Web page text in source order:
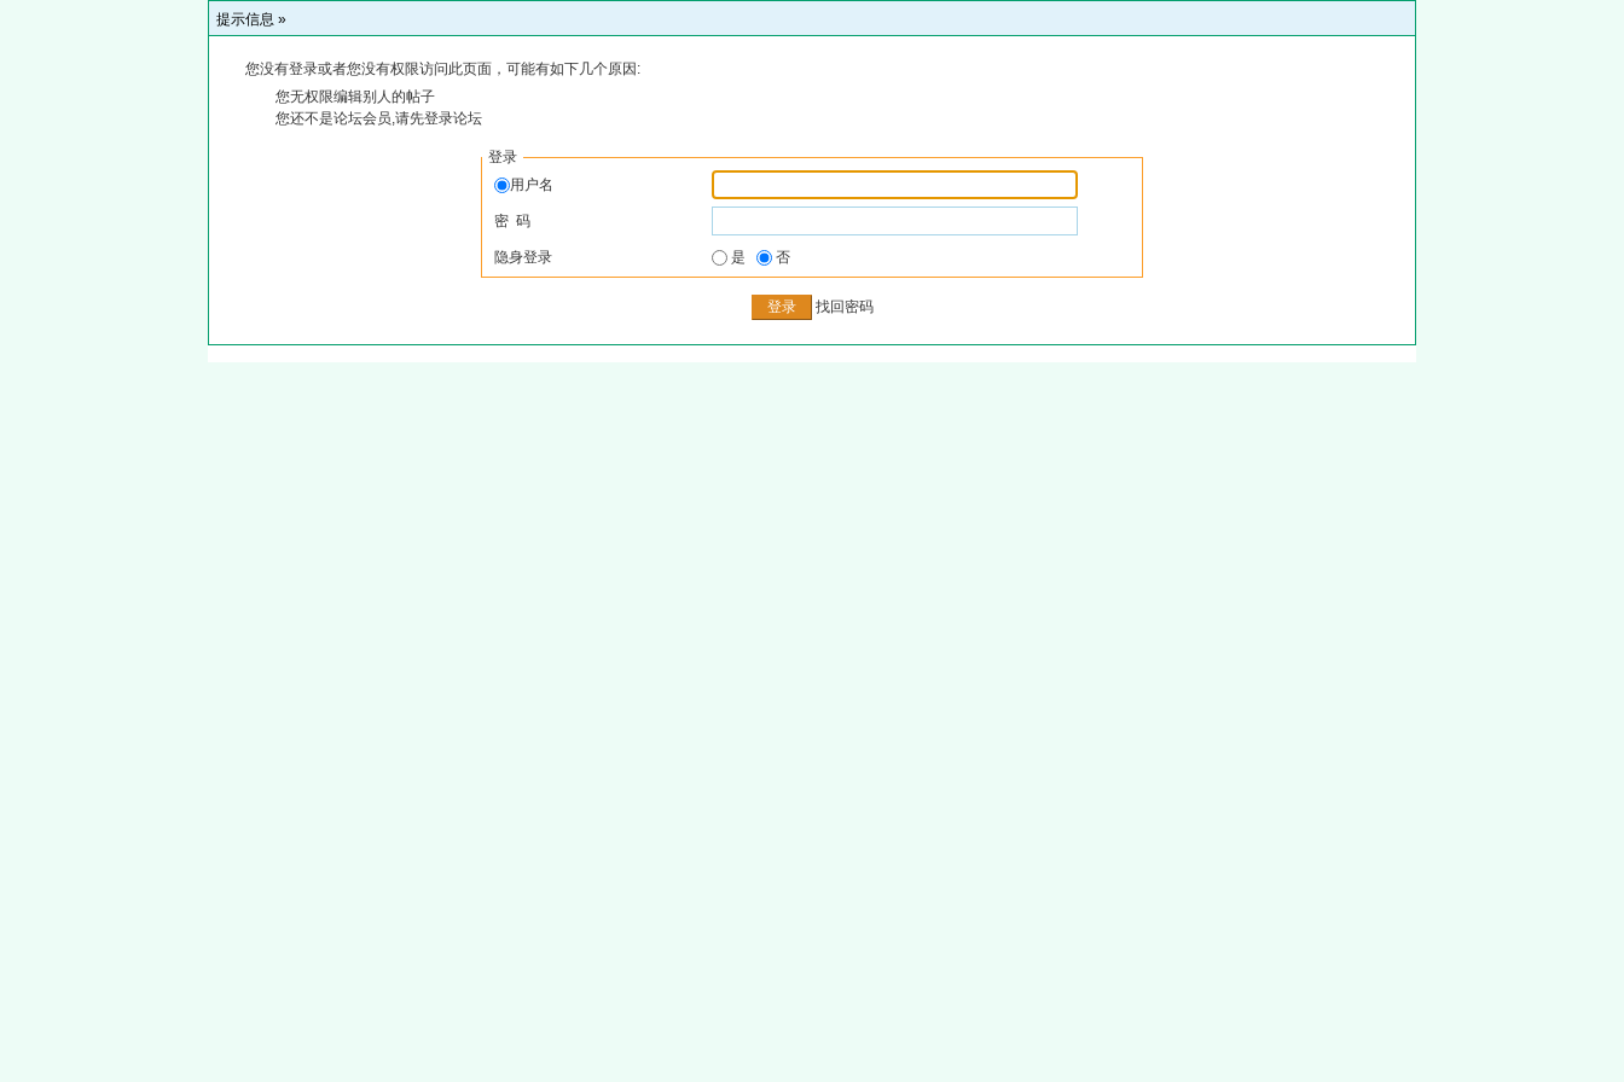
提示信息 »
您没有登录或者您没有权限访问此页面，可能有如下几个原因:
您无权限编辑别人的帖子
您还不是论坛会员,请先登录论坛
登录
用户名
密 码
隐身登录 是 否
找回密码